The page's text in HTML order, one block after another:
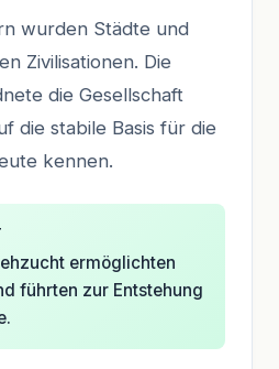
wurden Städte und
Zivilisationen. Die
die Gesellschaft
die stabile Basis für die
kennen.
ermöglichten
führten zur Entstehung